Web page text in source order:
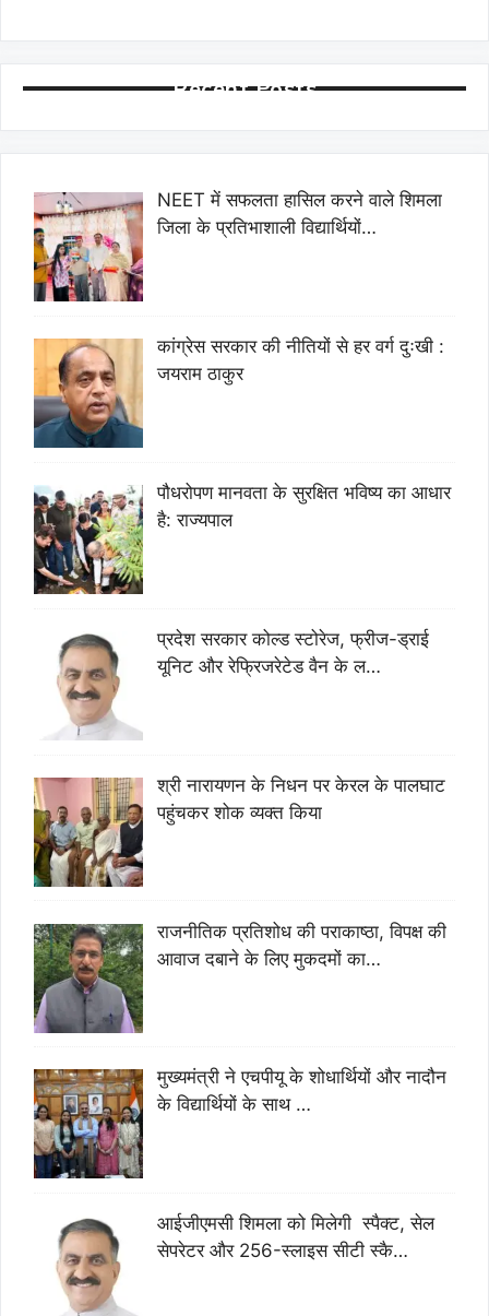
Recent Posts
NEET में सफलता हासिल करने वाले शिमला
जिला के प्रतिभाशाली विद्यार्थियों…
कांग्रेस सरकार की नीतियों से हर वर्ग दुःखी :
जयराम ठाकुर
पौधरोपण मानवता के सुरक्षित भविष्य का आधार
है: राज्यपाल
प्रदेश सरकार कोल्ड स्टोरेज, फ्रीज-ड्राई
यूनिट और रेफ्रिजरेटेड वैन के ल…
श्री नारायणन के निधन पर केरल के पालघाट
पहुंचकर शोक व्यक्त किया
राजनीतिक प्रतिशोध की पराकाष्ठा, विपक्ष की
आवाज दबाने के लिए मुकदमों का…
मुख्यमंत्री ने एचपीयू के शोधार्थियों और नादौन
के विद्यार्थियों के साथ …
आईजीएमसी शिमला को मिलेगी स्पैक्ट, सेल
सेपरेटर और 256-स्लाइस सीटी स्कै…